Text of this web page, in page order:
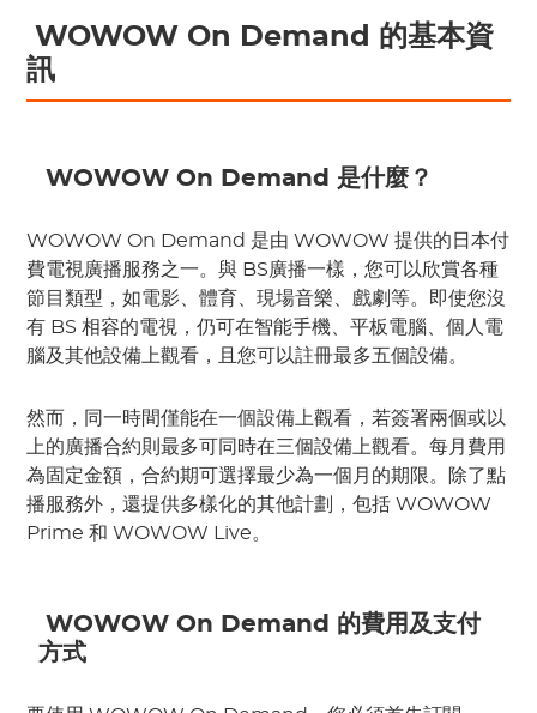
訊
WOWOW On Demand 是什麼？
WOWOW On Demand 是由 WOWOW 提供的日本付
費電視廣播服務之一。與 BS廣播一樣，您可以欣賞各種
節目類型，如電影、體育、現場音樂、戲劇等。即使您沒
有 BS 相容的電視，仍可在智能手機、平板電腦、個人電
腦及其他設備上觀看，且您可以註冊最多五個設備。
然而，同一時間僅能在一個設備上觀看，若簽署兩個或以
上的廣播合約則最多可同時在三個設備上觀看。每月費用
為固定金額，合約期可選擇最少為一個月的期限。除了點
播服務外，還提供多樣化的其他計劃，包括 WOWOW
Prime 和 WOWOW Live。
方式